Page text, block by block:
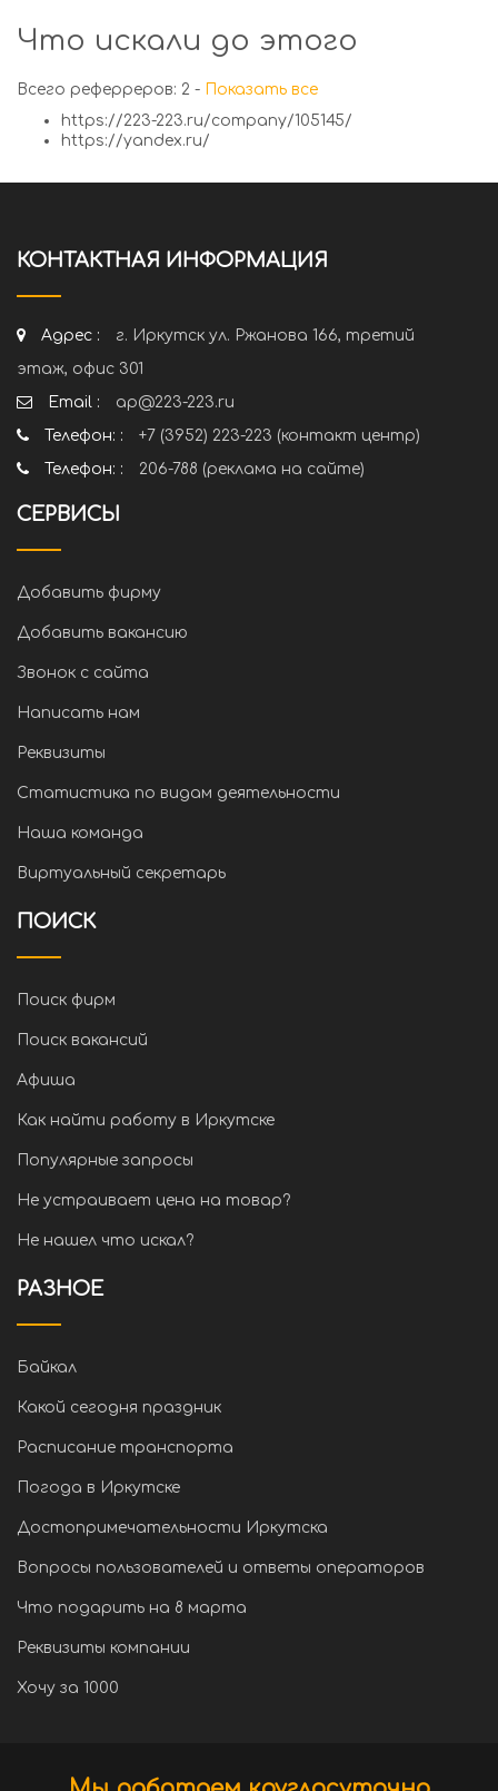
Что искали до этого
Всего реферреров: 2 - Показать все
https://223-223.ru/company/105145/
https://yandex.ru/
КОНТАКТНАЯ ИНФОРМАЦИЯ
Адрес :
г. Иркутск ул. Ржанова 166, третий
этаж, офис 301
Email :
ap@223-223.ru
Телефон: :
+7 (3952) 223-223 (контакт центр)
Телефон: :
206-788 (реклама на сайте)
СЕРВИСЫ
Добавить фирму
Добавить вакансию
Звонок с сайта
Написать нам
Реквизиты
Статистика по видам деятельности
Наша команда
Виртуальный секретарь
ПОИСК
Поиск фирм
Поиск вакансий
Афиша
Как найти работу в Иркутске
Популярные запросы
Не устраивает цена на товар?
Не нашел что искал?
РАЗНОЕ
Байкал
Какой сегодня праздник
Расписание транспорта
Погода в Иркутске
Достопримечательности Иркутска
Вопросы пользователей и ответы операторов
Что подарить на 8 марта
Реквизиты компании
Хочу за 1000